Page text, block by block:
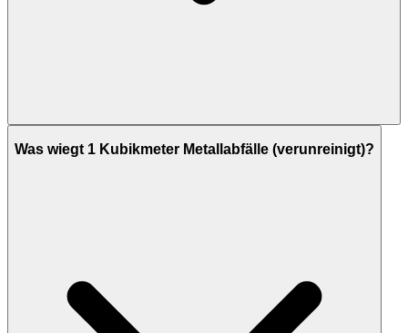
Was wiegt 1 Kubikmeter Metallabfälle (verunreinigt)?